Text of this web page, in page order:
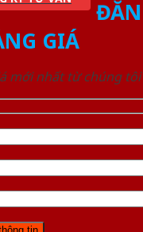
GIÁ
mới nhất từ chúng tôi